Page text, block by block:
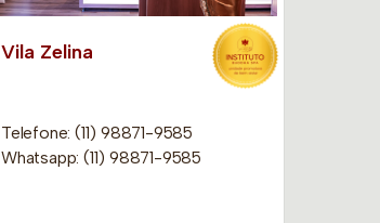
Vila Zelina
Telefone: (11) 98871-9585
Whatsapp: (11) 98871-9585